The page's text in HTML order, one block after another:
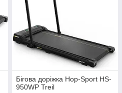
Бігова доріжка Hop-Sport HS-
950WP Treil